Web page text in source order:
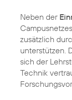
Neben der
zusätzlich
unterstützen.
sich der
Technik